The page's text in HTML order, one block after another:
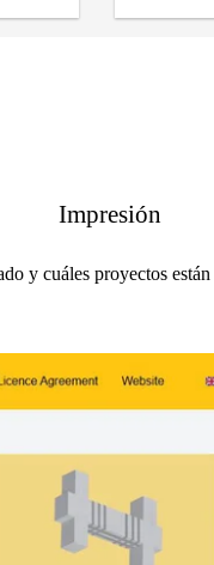
Impresión
y cuáles proyectos